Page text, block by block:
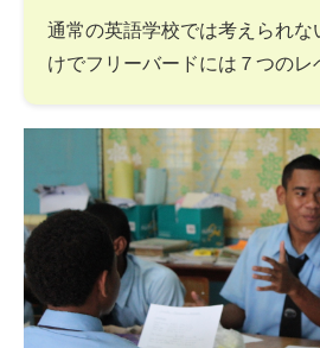
通常の英語学校では考えられな
けでフリーバードには７つのレ